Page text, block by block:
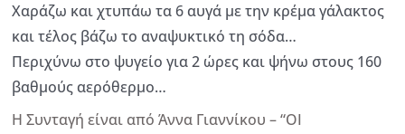
Χαράζω και χτυπάω τα 6 αυγά με την κρέμα γάλακτος
και τέλος βάζω το αναψυκτικό τη σόδα…
Περιχύνω στο ψυγείο για 2 ώρες και ψήνω στους 160
βαθμούς αερόθερμο…
Η Συνταγή είναι από Άννα Γιαννίκου – “ΟΙ